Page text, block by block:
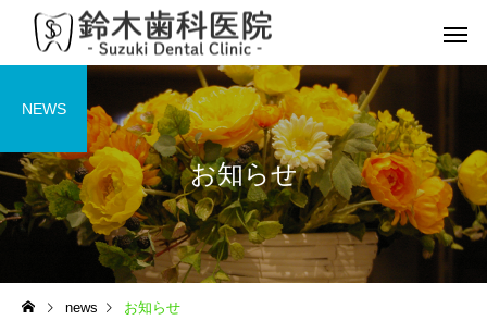
予防歯科 虫歯
お知らせ
NEWS
news お知らせ